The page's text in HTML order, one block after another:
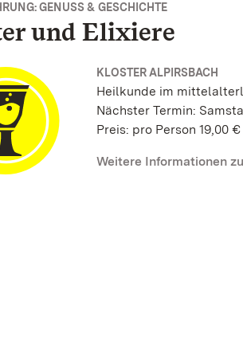
GENUSS & GESCHICHTE
und Elixiere
KLOSTER ALPIRSBACH
Heilkunde im
Nächster Termin:
Preis: pro Person 19,00 €
Weitere Informationen